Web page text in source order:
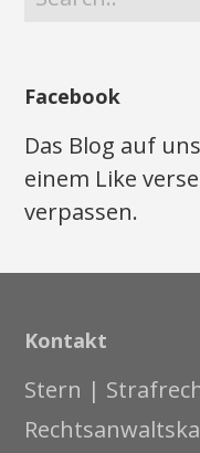
Facebook
Das Blog auf
einem Like
verpassen.
Kontakt
Stern |